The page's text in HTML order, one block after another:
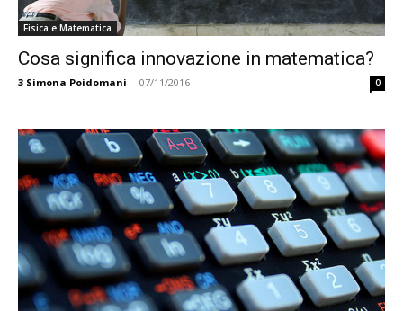
Fisica e Matematica
Cosa significa innovazione in matematica?
3 Simona Poidomani - 07/11/2016 0